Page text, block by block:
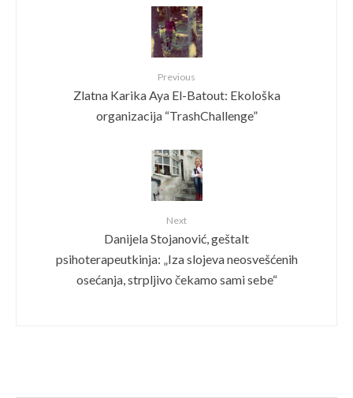
Previous
Zlatna Karika Aya El-Batout: Ekološka
organizacija “TrashChallenge”
Next
Danijela Stojanović, geštalt
psihoterapeutkinja: „Iza slojeva neosvešćenih
osećanja, strpljivo čekamo sami sebe“